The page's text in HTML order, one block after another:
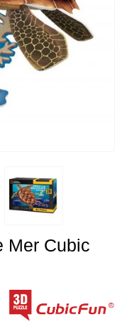
Mer Cubic